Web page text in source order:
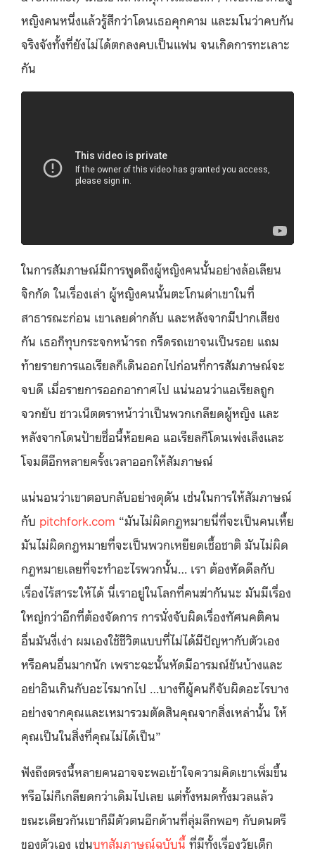
หญิงคนหนึ่งแล้วรู้สึกว่าโดนเธอคุกคาม และมโนว่าคบกัน
จริงจังทั้งที่ยังไม่ได้ตกลงคบเป็นแฟน จนเกิดการทะเลาะ
กัน
ในการสัมภาษณ์มีการพูดถึงผู้หญิงคนนั้นอย่างล้อเลียน
จิกกัด ในเรื่องเล่า ผู้หญิงคนนั้นตะโกนด่าเขาในที่
สาธารณะก่อน เขาเลยด่ากลับ และหลังจากมีปากเสียง
กัน เธอก็ทุบกระจกหน้ารถ กรีดรถเขาจนเป็นรอย แถม
ท้ายรายการแอเรียลก็เดินออกไปก่อนที่การสัมภาษณ์จะ
จบดี เมื่อรายการออกอากาศไป แน่นอนว่าแอเรียลถูก
จวกยับ ชาวเน็ตตราหน้าว่าเป็นพวกเกลียดผู้หญิง และ
หลังจากโดนป้ายชื่อนี้ห้อยคอ แอเรียลก็โดนเพ่งเล็งและ
โจมตีอีกหลายครั้งเวลาออกให้สัมภาษณ์
แน่นอนว่าเขาตอบกลับอย่างดุดัน เช่นในการให้สัมภาษณ์
กับ pitchfork.com “มันไม่ผิดกฎหมายนี่ที่จะเป็นคนเหี้ย
มันไม่ผิดกฎหมายที่จะเป็นพวกเหยียดเชื้อชาติ มันไม่ผิด
กฎหมายเลยที่จะทำอะไรพวกนั้น… เรา ต้องหัดดีลกับ
เรื่องไร้สาระให้ได้ นี่เราอยู่ในโลกที่คนฆ่ากันนะ มันมีเรื่อง
ใหญ่กว่าอีกที่ต้องจัดการ การนั่งจับผิดเรื่องทัศนคติคน
อื่นมันงี่เง่า ผมเองใช้ชีวิตแบบที่ไม่ได้มีปัญหากับตัวเอง
หรือคนอื่นมากนัก เพราะฉะนั้นหัดมีอารมณ์ขันบ้างและ
อย่าอินเกินกับอะไรมากไป …บางทีผู้คนก็จับผิดอะไรบาง
อย่างจากคุณและเหมารวมตัดสินคุณจากสิ่งเหล่านั้น ให้
คุณเป็นในสิ่งที่คุณไม่ได้เป็น”
ฟังถึงตรงนี้หลายคนอาจจะพอเข้าใจความคิดเขาเพิ่มขึ้น
หรือไม่ก็เกลียดกว่าเดิมไปเลย แต่ทั้งหมดทั้งมวลแล้ว
ขณะเดียวกันเขาก็มีตัวตนอีกด้านที่ลุ่มลึกพอๆ กับดนตรี
ของตัวเอง เช่นบทสัมภาษณ์ฉบับนี้ ที่มีทั้งเรื่องวัยเด็ก